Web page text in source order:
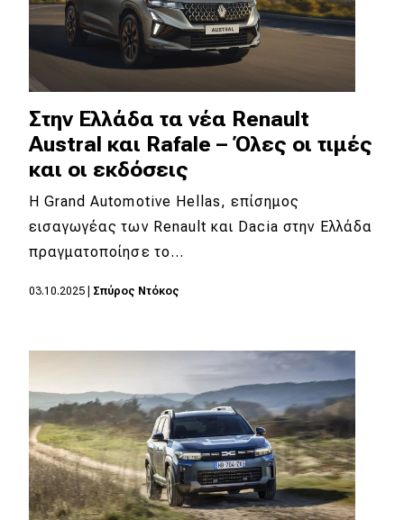
ΚΤΕΟ
Οδική βοήθεια
eDRIVE
DRIVE USED
Στην Ελλάδα τα νέα Renault
Austral και Rafale – Όλες οι τιμές
και οι εκδόσεις
Η Grand Automotive Hellas, επίσημος
εισαγωγέας των Renault και Dacia στην Ελλάδα
πραγματοποίησε το…
03.10.2025 Σπύρος Ντόκος